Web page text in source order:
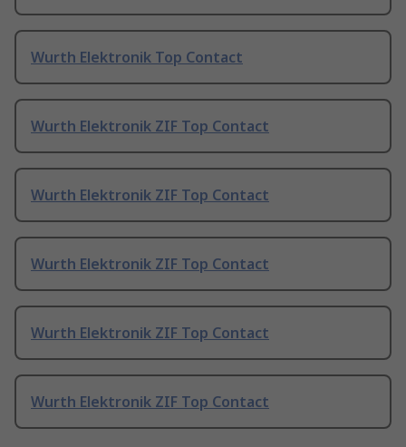
Wurth Elektronik Top Contact
Wurth Elektronik ZIF Top Contact
Wurth Elektronik ZIF Top Contact
Wurth Elektronik ZIF Top Contact
Wurth Elektronik ZIF Top Contact
Wurth Elektronik ZIF Top Contact